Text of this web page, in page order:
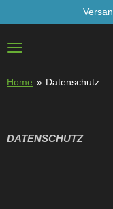
Hauptinhalt
springen
Home » Datenschutz
DATENSCHUTZ